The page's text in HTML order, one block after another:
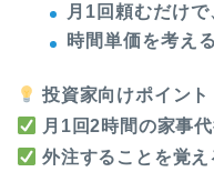
月1回頼むだけで
時間単価を考え
投資家向けポイント
月1回2時間の家事
外注することを覚え